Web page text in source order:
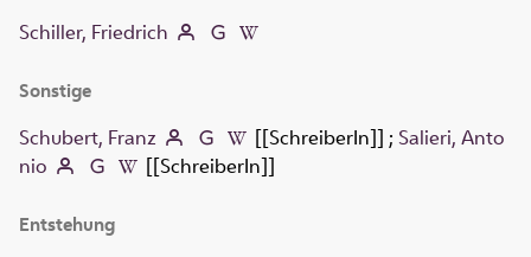
Schiller, Friedrich
Sonstige
Schubert, Franz [[SchreiberIn]] ; Salieri, Anto
nio
[[SchreiberIn]]
Entstehung